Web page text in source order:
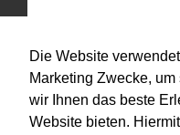
Die Website
Marketing Zwecke,
wir Ihnen das beste
Website bieten.